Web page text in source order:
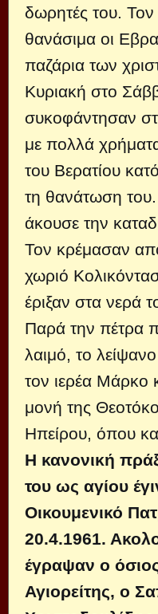
δωρητές του.
θανάσιμα οι
παζάρια των
Κυριακή στο
συκοφάντησαν
με πολλά
του Βερατίου
τη θανάτωση
άκουσε την
Τον κρέμασαν
χωριό
έριξαν στα νερά
Παρά την πέτρα
λαιμό, το
τον ιερέα Μάρκο
μονή της
Ηπείρου, όπου
Η κανονική
του ως αγίου
Οικουμενικό
20.4.1961.
έγραψαν ο
Αγιορείτης, ο